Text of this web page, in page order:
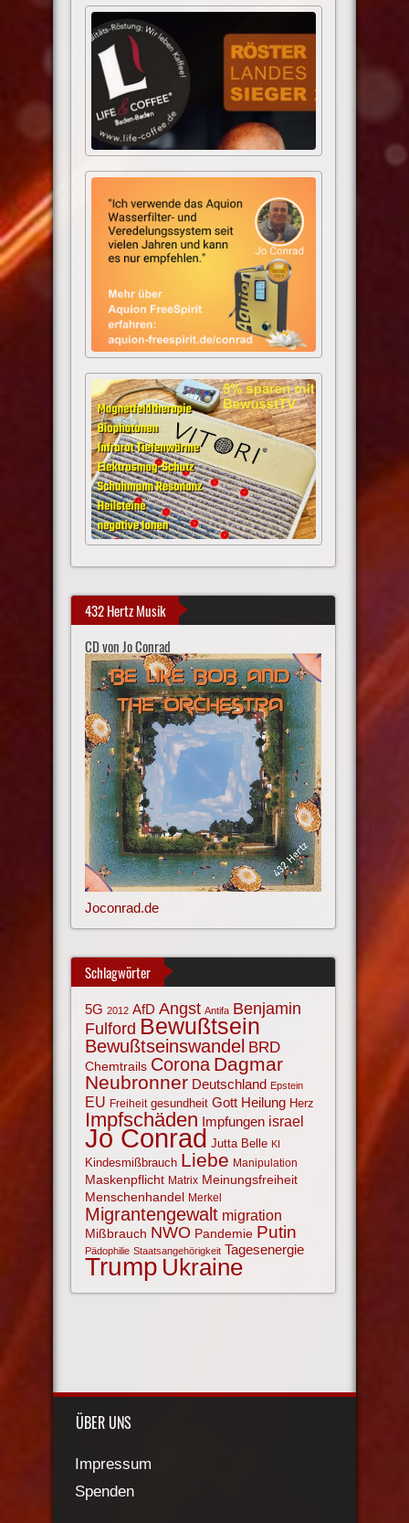
432 Hertz Musik
CD von Jo Conrad
Joconrad.de
Schlagwörter
5G 2012 AfD Angst Antifa Benjamin
Fulford Bewußtsein
Bewußtseinswandel BRD
Chemtrails Corona Dagmar
Neubronner Deutschland Epstein
EU Freiheit gesundheit Gott Heilung Herz
Impfschäden Impfungen israel
Jo Conrad Jutta Belle KI
Kindesmißbrauch Liebe Manipulation
Maskenpflicht Matrix Meinungsfreiheit
Menschenhandel Merkel
Migrantengewalt migration
Mißbrauch NWO Pandemie Putin
Pädophilie Staatsangehörigkeit Tagesenergie
Trump Ukraine
ÜBER UNS
Impressum
Spenden